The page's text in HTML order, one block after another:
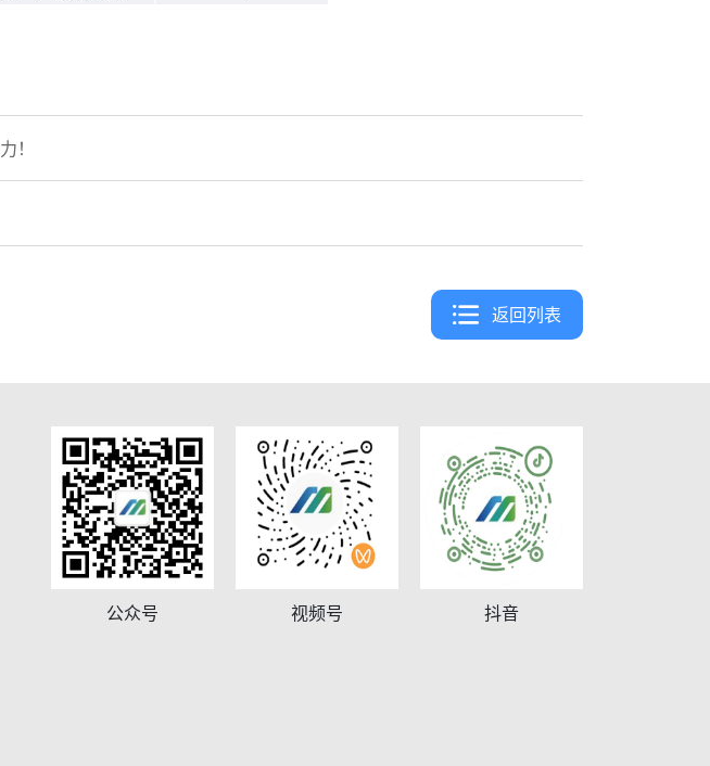
！
返回列表
公众号 视频号 抖音